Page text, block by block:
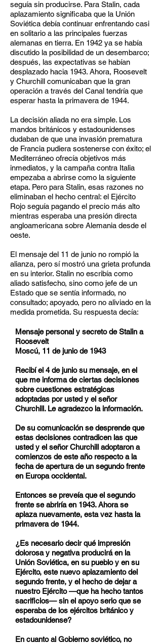
seguía sin producirse. Para Stalin, cada
aplazamiento significaba que la Unión
Soviética debía continuar enfrentando casi
en solitario a las principales fuerzas
alemanas en tierra. En 1942 ya se había
discutido la posibilidad de un desembarco;
después, las expectativas se habían
desplazado hacia 1943. Ahora, Roosevelt
y Churchill comunicaban que la gran
operación a través del Canal tendría que
esperar hasta la primavera de 1944.
La decisión aliada no era simple. Los
mandos británicos y estadounidenses
dudaban de que una invasión prematura
de Francia pudiera sostenerse con éxito; el
Mediterráneo ofrecía objetivos más
inmediatos, y la campaña contra Italia
empezaba a abrirse como la siguiente
etapa. Pero para Stalin, esas razones no
eliminaban el hecho central: el Ejército
Rojo seguía pagando el precio más alto
mientras esperaba una presión directa
angloamericana sobre Alemania desde el
oeste.
El mensaje del 11 de junio no rompió la
alianza, pero sí mostró una grieta profunda
en su interior. Stalin no escribía como
aliado satisfecho, sino como jefe de un
Estado que se sentía informado, no
consultado; apoyado, pero no aliviado en la
medida prometida. Su respuesta decía:
Mensaje personal y secreto de Stalin a
Roosevelt
Moscú, 11 de junio de 1943
Recibí el 4 de junio su mensaje, en el
que me informa de ciertas decisiones
sobre cuestiones estratégicas
adoptadas por usted y el señor
Churchill. Le agradezco la información.
De su comunicación se desprende que
estas decisiones contradicen las que
usted y el señor Churchill adoptaron a
comienzos de este año respecto a la
fecha de apertura de un segundo frente
en Europa occidental.
Entonces se preveía que el segundo
frente se abriría en 1943. Ahora se
aplaza nuevamente, esta vez hasta la
primavera de 1944.
¿Es necesario decir qué impresión
dolorosa y negativa producirá en la
Unión Soviética, en su pueblo y en su
Ejército, este nuevo aplazamiento del
segundo frente, y el hecho de dejar a
nuestro Ejército —que ha hecho tantos
sacrificios— sin el apoyo serio que se
esperaba de los ejércitos británico y
estadounidense?
En cuanto al Gobierno soviético, no